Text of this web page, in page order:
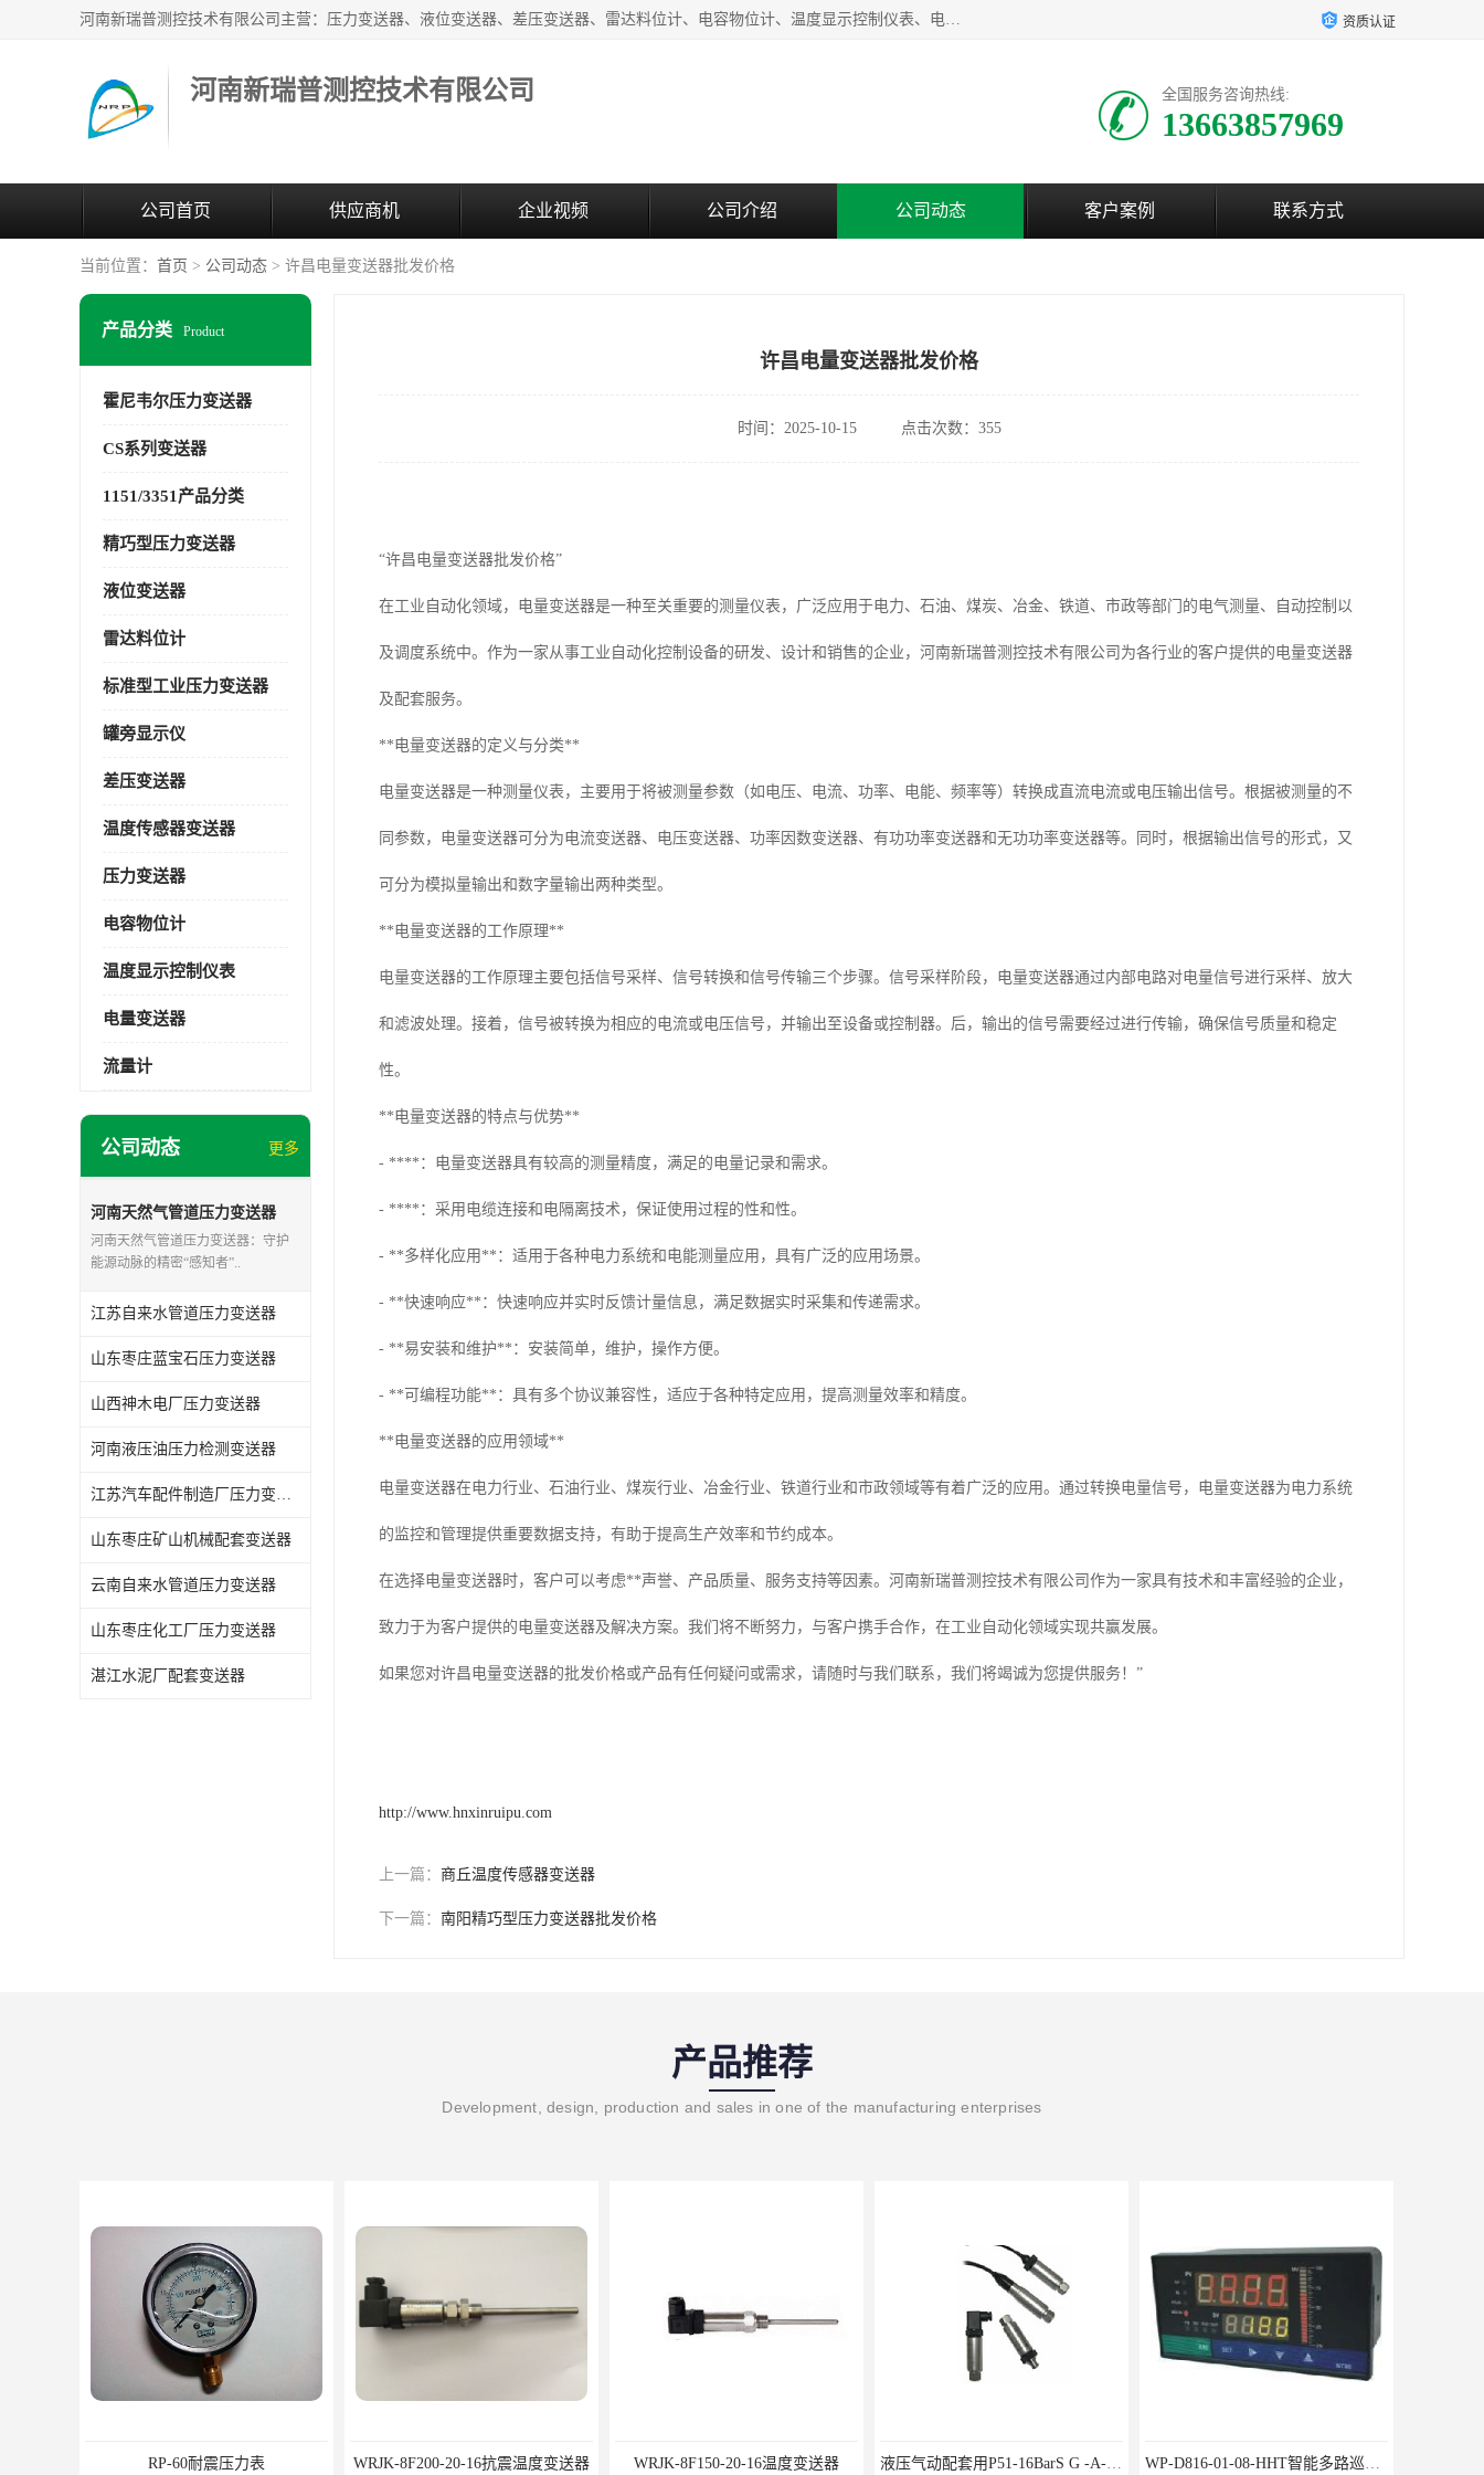
河南新瑞普测控技术有限公司主营：压力变送器、液位变送器、差压变送器、雷达料位计、电容物位计、温度显示控制仪表、电量变送器、流量计、工业自动化系统成套设备。 资质认证
河南新瑞普测控技术有限公司 全国服务咨询热线:
13663857969
公司首页 供应商机 企业视频 公司介绍 公司动态 客户案例 联系方式
当前位置： 首页 > 公司动态 > 许昌电量变送器批发价格
产品分类 Product
霍尼韦尔压力变送器
CS系列变送器
1151/3351产品分类
精巧型压力变送器
液位变送器
雷达料位计
标准型工业压力变送器
罐旁显示仪
差压变送器
温度传感器变送器
压力变送器
电容物位计
温度显示控制仪表
电量变送器
流量计
公司动态 更多
河南天然气管道压力变送器
河南天然气管道压力变送器：守护
能源动脉的精密“感知者”..
江苏自来水管道压力变送器
山东枣庄蓝宝石压力变送器
山西神木电厂压力变送器
河南液压油压力检测变送器
江苏汽车配件制造厂压力变送器
山东枣庄矿山机械配套变送器
云南自来水管道压力变送器
山东枣庄化工厂压力变送器
湛江水泥厂配套变送器
许昌电量变送器批发价格
时间：2025-10-15 点击次数：355
“许昌电量变送器批发价格”
在工业自动化领域，电量变送器是一种至关重要的测量仪表，广泛应用于电力、石油、煤炭、冶金、铁道、市政等部门的电气测量、自动控制以
及调度系统中。作为一家从事工业自动化控制设备的研发、设计和销售的企业，河南新瑞普测控技术有限公司为各行业的客户提供的电量变送器
及配套服务。
**电量变送器的定义与分类**
电量变送器是一种测量仪表，主要用于将被测量参数（如电压、电流、功率、电能、频率等）转换成直流电流或电压输出信号。根据被测量的不
同参数，电量变送器可分为电流变送器、电压变送器、功率因数变送器、有功功率变送器和无功功率变送器等。同时，根据输出信号的形式，又
可分为模拟量输出和数字量输出两种类型。
**电量变送器的工作原理**
电量变送器的工作原理主要包括信号采样、信号转换和信号传输三个步骤。信号采样阶段，电量变送器通过内部电路对电量信号进行采样、放大
和滤波处理。接着，信号被转换为相应的电流或电压信号，并输出至设备或控制器。后，输出的信号需要经过进行传输，确保信号质量和稳定
性。
**电量变送器的特点与优势**
- ****：电量变送器具有较高的测量精度，满足的电量记录和需求。
- ****：采用电缆连接和电隔离技术，保证使用过程的性和性。
- **多样化应用**：适用于各种电力系统和电能测量应用，具有广泛的应用场景。
- **快速响应**：快速响应并实时反馈计量信息，满足数据实时采集和传递需求。
- **易安装和维护**：安装简单，维护，操作方便。
- **可编程功能**：具有多个协议兼容性，适应于各种特定应用，提高测量效率和精度。
**电量变送器的应用领域**
电量变送器在电力行业、石油行业、煤炭行业、冶金行业、铁道行业和市政领域等有着广泛的应用。通过转换电量信号，电量变送器为电力系统
的监控和管理提供重要数据支持，有助于提高生产效率和节约成本。
在选择电量变送器时，客户可以考虑**声誉、产品质量、服务支持等因素。河南新瑞普测控技术有限公司作为一家具有技术和丰富经验的企业，
致力于为客户提供的电量变送器及解决方案。我们将不断努力，与客户携手合作，在工业自动化领域实现共赢发展。
如果您对许昌电量变送器的批发价格或产品有任何疑问或需求，请随时与我们联系，我们将竭诚为您提供服务！”
http://www.hnxinruipu.com
上一篇： 商丘温度传感器变送器
下一篇： 南阳精巧型压力变送器批发价格
产品推荐
Development, design, production and sales in one of the manufacturing enterprises
WRJK-8F200-20-16抗震温度变送器 WRJK-8F150-20-16温度变送器